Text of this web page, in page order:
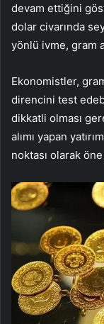
devam ettiğini
dolar civarında
yönlü ivme, gram
Ekonomistler,
direncini test
dikkatli olması
alımı yapan
noktası olarak öne